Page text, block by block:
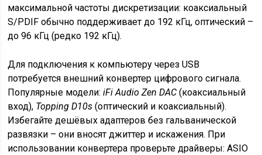
максимальной частоты дискретизации: коаксиальный
S/PDIF обычно поддерживает до 192 кГц, оптический –
до 96 кГц (редко 192 кГц).
Для подключения к компьютеру через USB
потребуется внешний конвертер цифрового сигнала.
Популярные модели:iFi Audio Zen DAC (коаксиальный
вход), Topping D10s (оптический и коаксиальный).
Избегайте дешёвых адаптеров без гальванической
развязки – они вносят джиттер и искажения. При
использовании конвертера проверьте драйверы: ASIO